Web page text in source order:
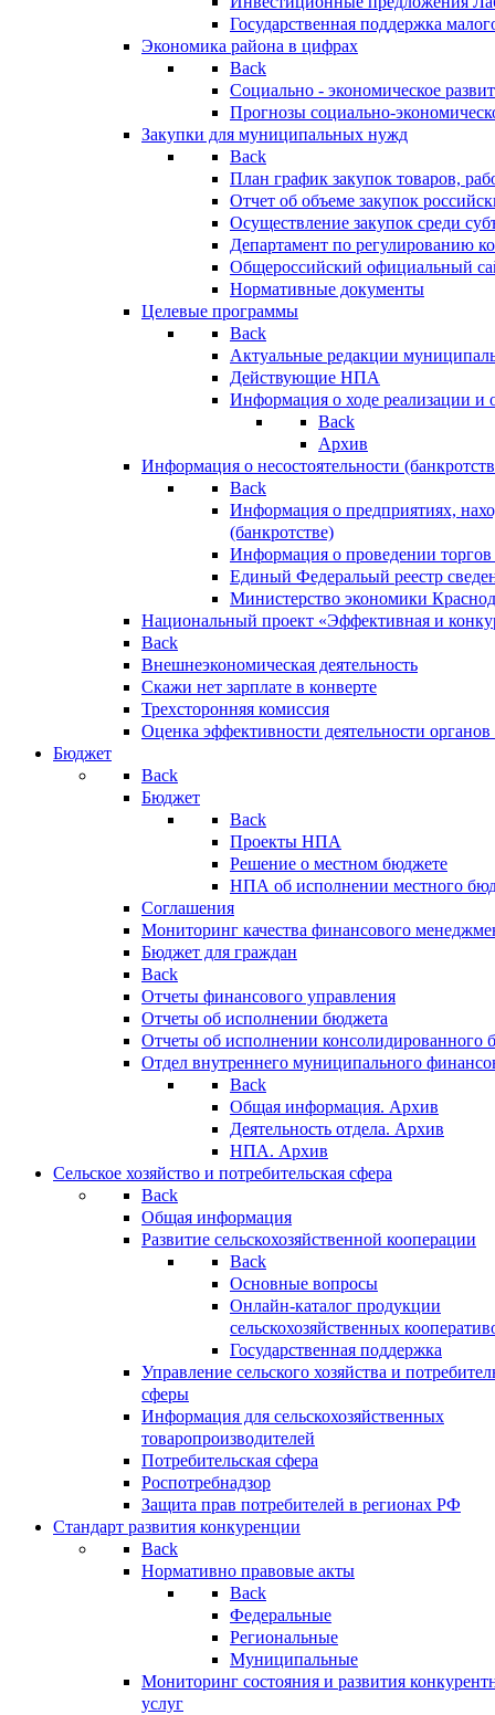
Государственная поддержка
Экономика района в цифрах
Back
Социально - экономическое
Прогнозы социально-
Закупки для муниципальных нужд
Back
План график закупок товаров,
Отчет об объеме закупок
Осуществление закупок среди
Департамент по регулированию
Общероссийский официальный
Нормативные документы
Целевые программы
Back
Актуальные редакции
Действующие НПА
Информация о ходе реализации
Back
Архив
Информация о несостоятельности
Back
Информация о предприятиях,
(банкротстве)
Информация о проведении
Единый Федеральый реестр
Министерство экономики
Национальный проект «Эффективная и
Back
Внешнеэкономическая деятельность
Скажи нет зарплате в конверте
Трехсторонняя комиссия
Оценка эффективности деятельности
Бюджет
Back
Бюджет
Back
Проекты НПА
Решение о местном бюджете
НПА об исполнении местного
Соглашения
Мониторинг качества финансового
Бюджет для граждан
Back
Отчеты финансового управления
Отчеты об исполнении бюджета
Отчеты об исполнении консолидированного
Отдел внутреннего муниципального
Back
Общая информация. Архив
Деятельность отдела. Архив
НПА. Архив
Сельское хозяйство и потребительская сфера
Back
Общая информация
Развитие сельскохозяйственной кооперации
Back
Основные вопросы
Онлайн-каталог продукции
сельскохозяйственных
Государственная поддержка
Управление сельского хозяйства и
сферы
Информация для сельскохозяйственных
товаропроизводителей
Потребительская сфера
Роспотребнадзор
Защита прав потребителей в регионах РФ
Стандарт развития конкуренции
Back
Нормативно правовые акты
Back
Федеральные
Региональные
Муниципальные
Мониторинг состояния и развития
услуг